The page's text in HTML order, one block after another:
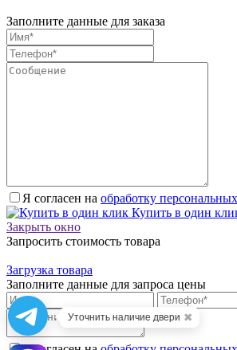
Уточнить наличие двери ✖
Заполните данные для заказа
Я согласен на обработку
Купить в один
Закрыть окно
Запросить стоимость товара
Загрузка товара
Заполните данные для запроса цены